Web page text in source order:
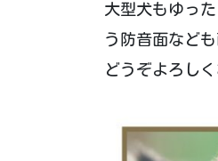
大型犬もゆっ
う防音面など
どうぞよろし